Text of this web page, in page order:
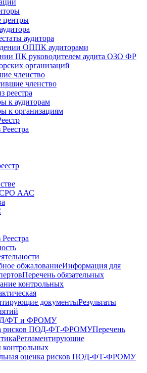
центры
аудитора
ОППК аудиторами
ПК руководителем аудита ОЗО ФР
организаций
членство
членство
реестра
к аудиторам
к организациям
СРО ААС
обжалованиеИнформация для
Перечень обязательных
контрольных
документыРезультаты
ФТ и ФРОМУ
рисков ПОД-ФТ-ФРОМУПеречень
Регламентирующие
контрольных
оценка рисков ПОД-ФТ-ФРОМУ